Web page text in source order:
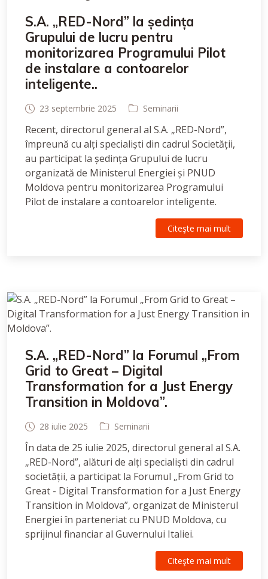
S.A. „RED-Nord” la ședința
Grupului de lucru pentru
monitorizarea Programului Pilot
de instalare a contoarelor
inteligente..
23 septembrie 2025 Seminarii
Recent, directorul general al S.A. „RED-Nord”,
împreună cu alți specialiști din cadrul Societății,
au participat la ședința Grupului de lucru
organizată de Ministerul Energiei și PNUD
Moldova pentru monitorizarea Programului
Pilot de instalare a contoarelor inteligente.
Citeşte mai mult
S.A. „RED-Nord” la Forumul „From
Grid to Great – Digital
Transformation for a Just Energy
Transition in Moldova”.
28 iulie 2025 Seminarii
În data de 25 iulie 2025, directorul general al S.A.
„RED-Nord”, alături de alți specialiști din cadrul
societății, a participat la Forumul „From Grid to
Great - Digital Transformation for a Just Energy
Transition in Moldova”, organizat de Ministerul
Energiei în parteneriat cu PNUD Moldova, cu
sprijinul financiar al Guvernului Italiei.
Citeşte mai mult